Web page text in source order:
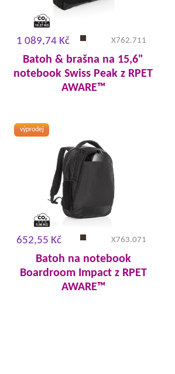
1 089,74 Kč X762.711
Batoh & brašna na 15,6"
notebook Swiss Peak z RPET
AWARE™
výprodej
652,55 Kč X763.071
Batoh na notebook
Boardroom Impact z RPET
AWARE™